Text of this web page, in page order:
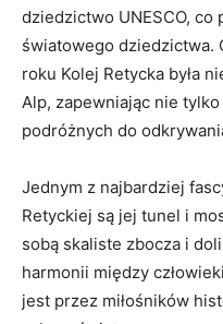
dziedzictwo UNESCO,
światowego dziedzictwa.
roku Kolej Retycka była
Alp, zapewniając nie
podróżnych do
Jednym z najbardziej
Retyckiej są jej tunel i
sobą skaliste zbocza i
harmonii między
jest przez miłośników